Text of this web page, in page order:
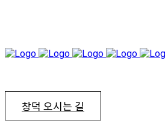
창덕 오시는 길